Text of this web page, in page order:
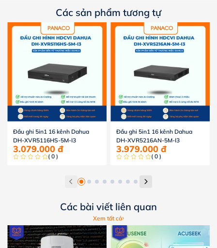
Các sản phẩm tương tự
Đầu ghi 5in1 16 kênh Dahua
DH-XVR5116HS-5M-I3
3.079.000 đ
( 0 )
Đầu ghi 5in1 16 kênh Dahua
DH-XVR5216AN-5M-I3
3.979.000 đ
( 0 )
Các bài viết liên quan
Xem tất cả